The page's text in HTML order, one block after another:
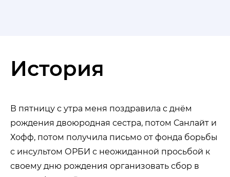
История
В пятницу с утра меня поздравила с днём
рождения двоюродная сестра, потом Санлайт и
Хофф, потом получила письмо от фонда борьбы
с инсультом ОРБИ с неожиданной просьбой к
своему дню рождения организовать сбор в